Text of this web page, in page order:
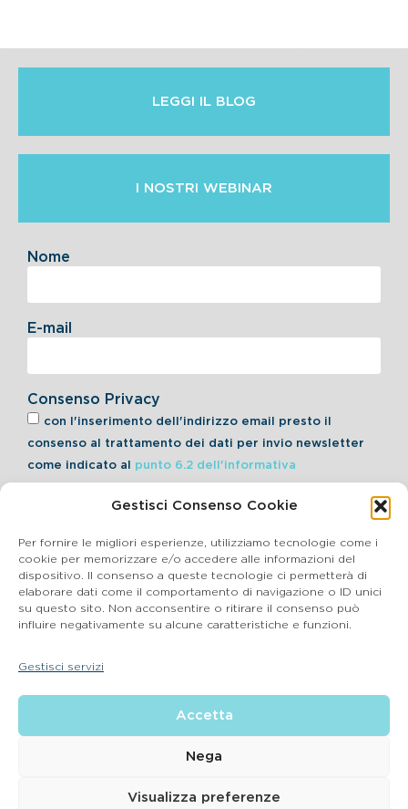
Gestisci Consenso Cookie
Per fornire le migliori esperienze, utilizziamo tecnologie come i
cookie per memorizzare e/o accedere alle informazioni del
dispositivo. Il consenso a queste tecnologie ci permetterà di
elaborare dati come il comportamento di navigazione o ID unici
su questo sito. Non acconsentire o ritirare il consenso può
influire negativamente su alcune caratteristiche e funzioni.
Gestisci servizi
Accetta
Nega
Visualizza preferenze
LEGGI IL BLOG
I NOSTRI WEBINAR
Consenso Privacy
con l'inserimento dell'indirizzo email presto il
consenso al trattamento dei dati per invio newsletter
come indicato al punto 6.2 dell'informativa
Nome
E-mail
Iscriviti alla Newsletter
Cookie Policy
P.IVA 03864990134 SDI:SUBM70N REA: BS – 602533 – Capitale
sociale deliberato 34,732.500, i.v. –
| Email: